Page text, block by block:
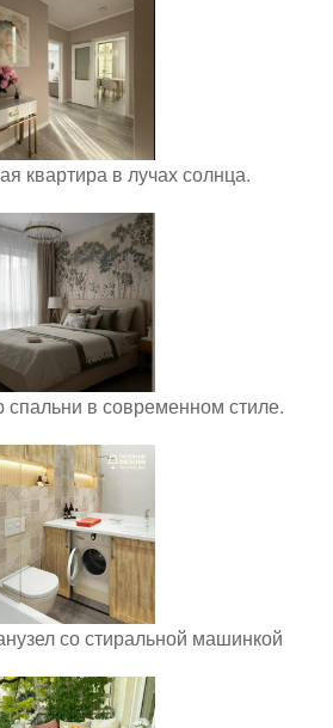
квартира в лучах солнца.
в современном стиле.
со стиральной машинкой